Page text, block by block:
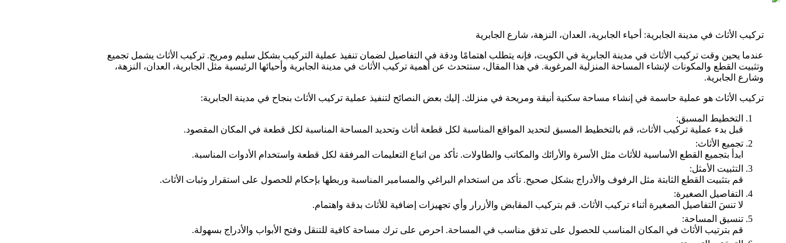
تركيب الأثاث في مدينة الجابرية: أحياء الجابرية، العدان، النزهة، شارع الجابرية
عندما يحين وقت تركيب الأثاث في مدينة الجابرية في الكويت، فإنه يتطلب اهتمامًا ودقة في التفاصيل لضمان تنفيذ عملية التركيب بشكل سليم ومريح. تركيب الأثاث يشمل تجميع
وتثبيت القطع والمكونات لإنشاء المساحة المنزلية المرغوبة. في هذا المقال، سنتحدث عن أهمية تركيب الأثاث في مدينة الجابرية وأحيائها الرئيسية مثل الجابرية، العدان، النزهة،
وشارع الجابرية.
تركيب الأثاث هو عملية حاسمة في إنشاء مساحة سكنية أنيقة ومريحة في منزلك. إليك بعض النصائح لتنفيذ عملية تركيب الأثاث بنجاح في مدينة الجابرية:
التخطيط المسبق:
قبل بدء عملية تركيب الأثاث، قم بالتخطيط المسبق لتحديد المواقع المناسبة لكل قطعة أثاث وتحديد المساحة المناسبة لكل قطعة في المكان المقصود.
تجميع الأثاث:
ابدأ بتجميع القطع الأساسية للأثاث مثل الأسرة والأرائك والمكاتب والطاولات. تأكد من اتباع التعليمات المرفقة لكل قطعة واستخدام الأدوات المناسبة.
التثبيت الأمثل:
قم بتثبيت القطع الثابتة مثل الرفوف والأدراج بشكل صحيح. تأكد من استخدام البراغي والمسامير المناسبة وربطها بإحكام للحصول على استقرار وثبات الأثاث.
التفاصيل الصغيرة:
لا تنسَ التفاصيل الصغيرة أثناء تركيب الأثاث. قم بتركيب المقابض والأزرار وأي تجهيزات إضافية للأثاث بدقة واهتمام.
تنسيق المساحة:
قم بترتيب الأثاث في المكان المناسب للحصول على تدفق مناسب في المساحة. احرص على ترك مساحة كافية للتنقل وفتح الأبواب والأدراج بسهولة.